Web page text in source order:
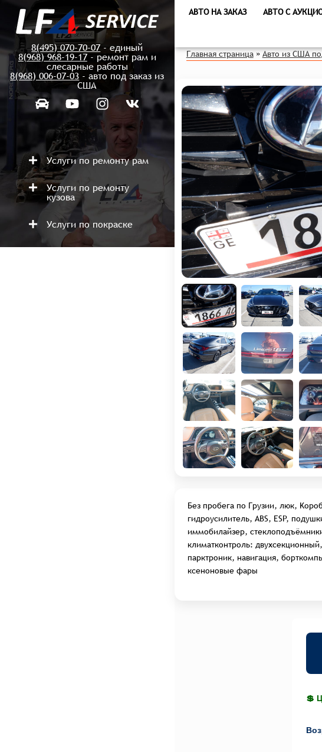
8(495) 070-70-07- единый
8(968) 968-19-17- ремонт рам и
слесарные работы
8(968) 006-07-03 - авто под заказ из
США
Услуги по ремонту рам
Услуги по ремонту
кузова
Услуги по покраске
Ремонт после аварий
АВТО НА ЗАКАЗ АВТО С
Главная страница»Авто из США
Без пробега по Грузии, люк,
гидроусилитель, ABS, ESP,
иммобилайзер,
климатконтроль:
парктроник, навигация,
ксеноновые фары
💲